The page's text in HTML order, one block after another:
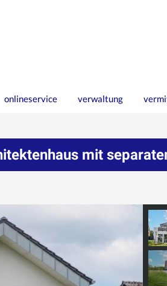
onlineservice verwaltung
mit